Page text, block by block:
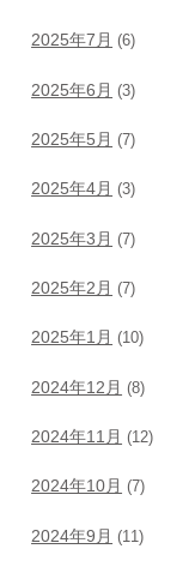
2025年7月 (6)
2025年6月 (3)
2025年5月 (7)
2025年4月 (3)
2025年3月 (7)
2025年2月 (7)
2025年1月 (10)
2024年12月 (8)
2024年11月 (12)
2024年10月 (7)
2024年9月 (11)